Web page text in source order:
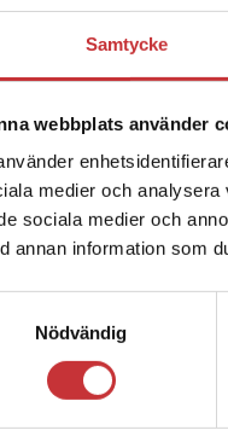
Samtycke
webbplats använder
medier och
sociala medier och
annan information som
Nödvändig